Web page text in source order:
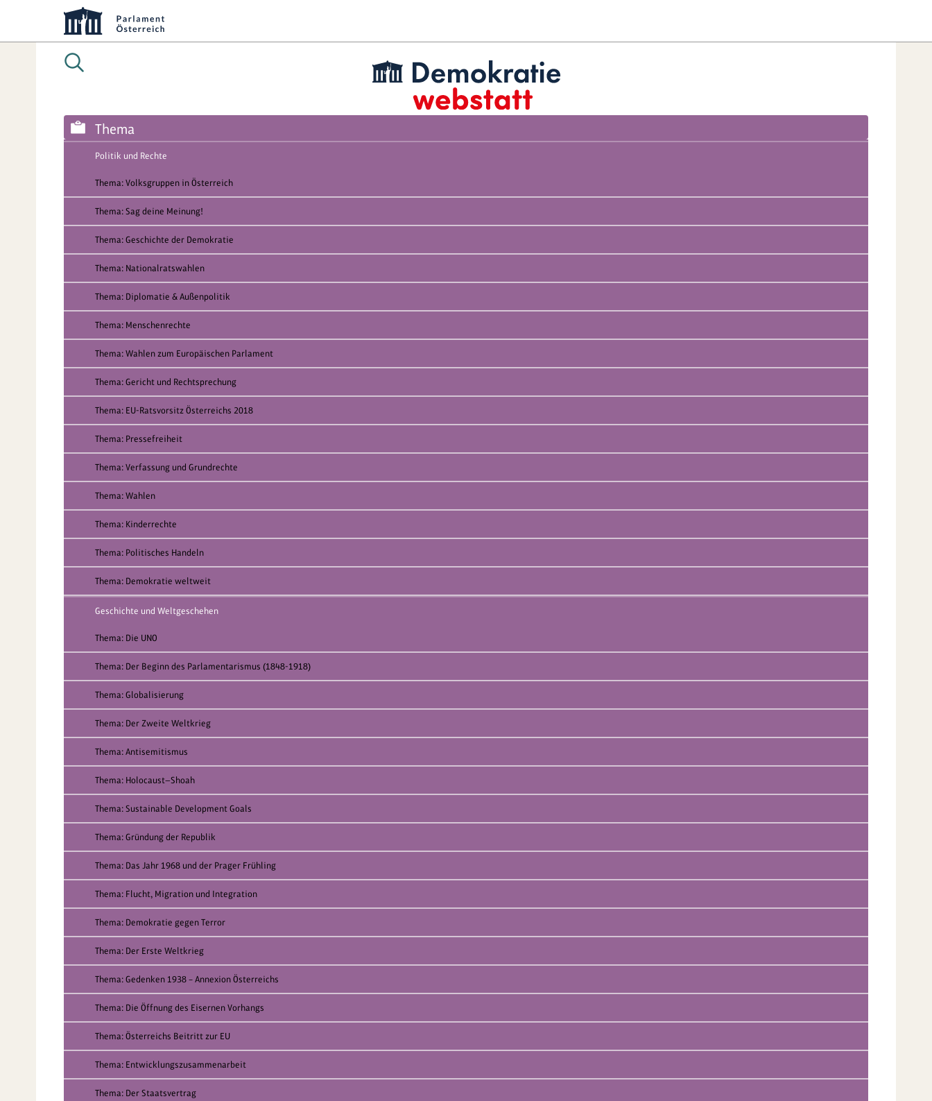
Thema
Politik und Rechte
Thema: Volksgruppen in Österreich
Thema: Sag deine Meinung!
Thema: Geschichte der Demokratie
Thema: Nationalratswahlen
Thema: Diplomatie & Außenpolitik
Thema: Menschenrechte
Thema: Wahlen zum Europäischen Parlament
Thema: Gericht und Rechtsprechung
Thema: EU-Ratsvorsitz Österreichs 2018
Thema: Pressefreiheit
Thema: Verfassung und Grundrechte
Thema: Wahlen
Thema: Kinderrechte
Thema: Politisches Handeln
Thema: Demokratie weltweit
Geschichte und Weltgeschehen
Thema: Die UNO
Thema: Der Beginn des Parlamentarismus (1848-1918)
Thema: Globalisierung
Thema: Der Zweite Weltkrieg
Thema: Antisemitismus
Thema: Holocaust—Shoah
Thema: Sustainable Development Goals
Thema: Gründung der Republik
Thema: Das Jahr 1968 und der Prager Frühling
Thema: Flucht, Migration und Integration
Thema: Demokratie gegen Terror
Thema: Der Erste Weltkrieg
Thema: Gedenken 1938 – Annexion Österreichs
Thema: Die Öffnung des Eisernen Vorhangs
Thema: Österreichs Beitritt zur EU
Thema: Entwicklungszusammenarbeit
Thema: Der Staatsvertrag